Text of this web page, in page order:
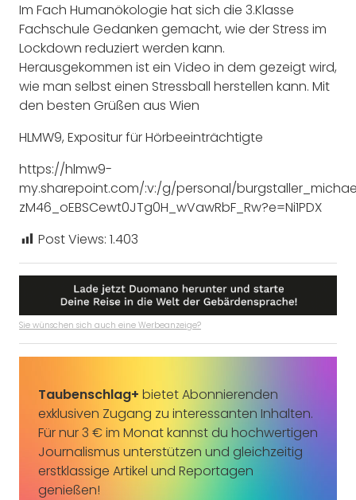
Im Fach Humanökologie hat sich die 3.Klasse
Fachschule Gedanken gemacht, wie der Stress im
Lockdown reduziert werden kann.
Herausgekommen ist ein Video in dem gezeigt wird,
wie man selbst einen Stressball herstellen kann. Mit
den besten Grüßen aus Wien
HLMW9, Expositur für Hörbeeinträchtigte
https://hlmw9-
my.sharepoint.com/:v:/g/personal/
zM46_oEBSCewt0JTg0H_wVawRbF_Rw?e=Ni1PDX
Post Views: 1.403
Sie wünschen sich auch eine Werbeanzeige?
Taubenschlag+ bietet Abonnierenden
exklusiven Zugang zu interessanten Inhalten.
Für nur 3 € im Monat kannst du hochwertigen
Journalismus unterstützen und gleichzeitig
erstklassige Artikel und Reportagen
genießen!